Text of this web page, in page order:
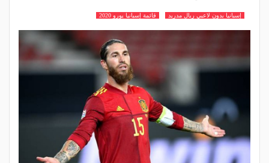
إسبانيا بدون لاعبي ريال مدريد قائمة إسبانيا يورو 2020